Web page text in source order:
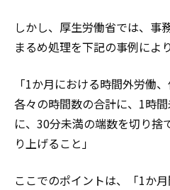
しかし、厚生労働省では、事
まるめ処理を下記の事例によ
「1か月における時間外労働
各々の時間数の合計に、1時
に、30分未満の端数を切り捨
り上げること」
ここでのポイントは、「1か